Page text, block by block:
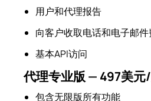
用户和代理报告
向客户收取电话和电子邮件
基本API访问
代理专业版 — 497美元
包含无限版所有功能